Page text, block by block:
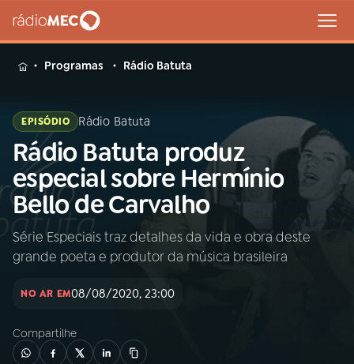
MENU
Buscar
na
Rádio
MEC
Buscar
Início AO VIVO
INÍCIO
02A RÁDIO
Programas Rádio Batuta
EPISÓDIO Rádio Batuta
Rádio Batuta produz
especial sobre Hermínio
Bello de Carvalho
Série Especiais traz detalhes da vida e obra deste
grande poeta e produtor da música brasileira
NO AR EM08/08/2020, 23:00
Compartilhe